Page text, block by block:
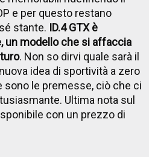
e per questo restano
stante. ID.4 GTX è
un modello che si affaccia
. Non so dirvi quale sarà il
idea di sportività a zero
le premesse, ciò che ci
Ultima nota sul
con un prezzo di